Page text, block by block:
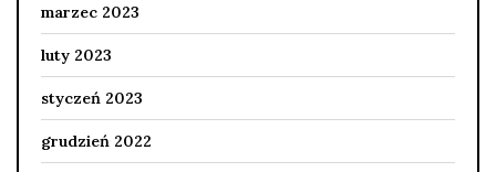
marzec 2023
luty 2023
styczeń 2023
grudzień 2022